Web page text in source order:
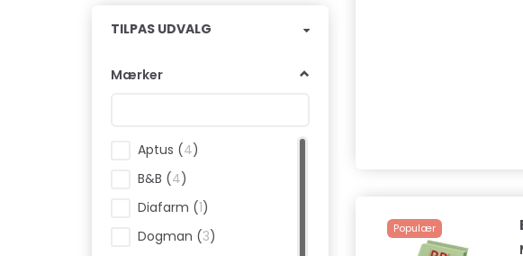
TILPAS UDVALG
Mærker
Aptus (4)
B&B (4)
Diafarm (1)
Dogman (3)
Populær